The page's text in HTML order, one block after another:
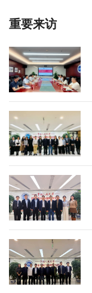
重要来访